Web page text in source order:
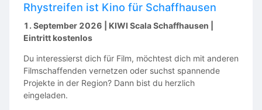
His authority comes through calmness rather than
aggression.
emotionally powerful performance.
Rhystreifen ist Kino für Schaffhausen
1. September 2026 | KIWI Scala Schaffhausen |
Eintritt kostenlos
Du interessierst dich für Film, möchtest dich mit anderen
Filmschaffenden vernetzen oder suchst spannende
Projekte in der Region? Dann bist du herzlich
eingeladen.